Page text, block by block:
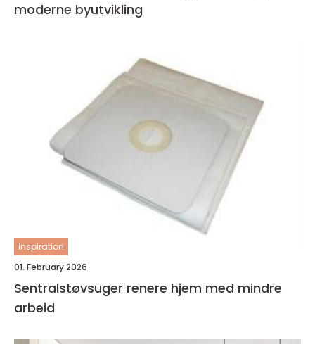
moderne byutvikling
inspiration
01. February 2026
Sentralstøvsuger renere hjem med mindre
arbeid